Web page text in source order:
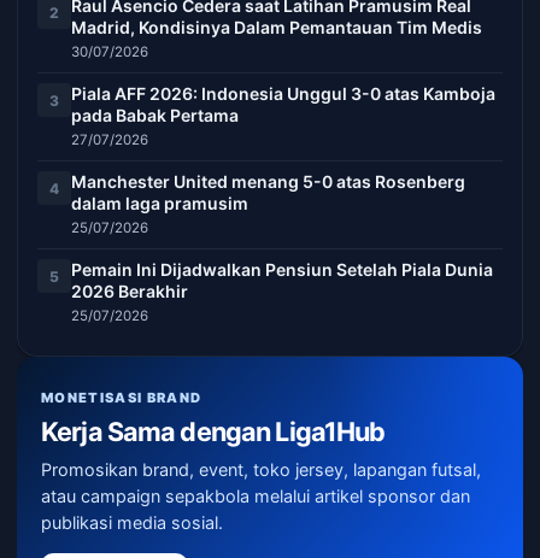
2
Raul Asencio Cedera saat Latihan Pramusim Real
Madrid, Kondisinya Dalam Pemantauan Tim Medis
30/07/2026
3
Piala AFF 2026: Indonesia Unggul 3-0 atas Kamboja
pada Babak Pertama
27/07/2026
4
Manchester United menang 5-0 atas Rosenberg
dalam laga pramusim
25/07/2026
5
Pemain Ini Dijadwalkan Pensiun Setelah Piala Dunia
2026 Berakhir
25/07/2026
MONETISASI BRAND
Kerja Sama dengan Liga1Hub
Promosikan brand, event, toko jersey, lapangan futsal,
atau campaign sepakbola melalui artikel sponsor dan
publikasi media sosial.